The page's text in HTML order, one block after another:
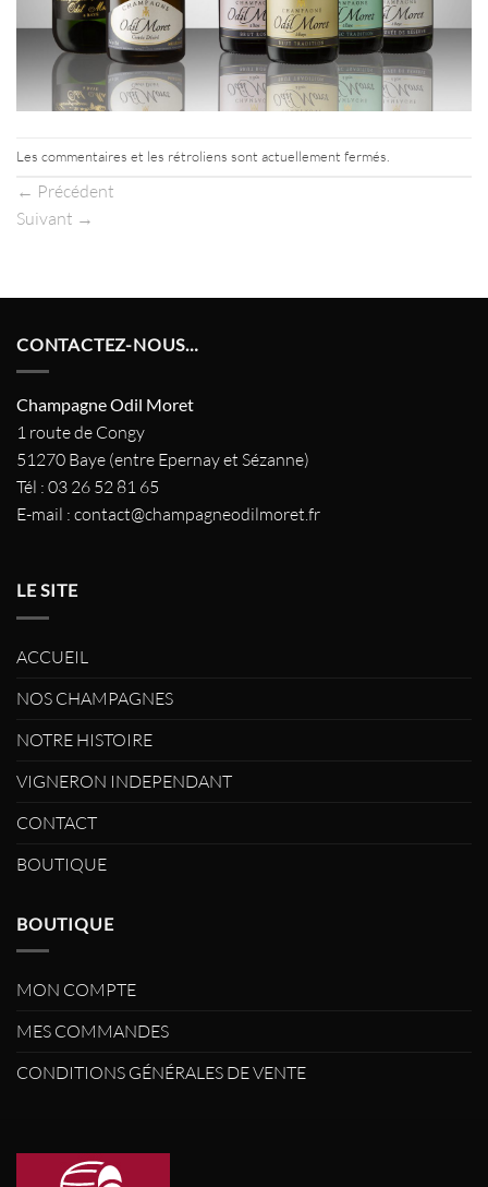
Les commentaires et les rétroliens sont actuellement fermés.
← Précédent
Suivant →
CONTACTEZ-NOUS…
Champagne Odil Moret
1 route de Congy
51270 Baye (entre Epernay et Sézanne)
Tél : 03 26 52 81 65
E-mail : contact@champagneodilmoret.fr
LE SITE
ACCUEIL
NOS CHAMPAGNES
NOTRE HISTOIRE
VIGNERON INDEPENDANT
CONTACT
BOUTIQUE
BOUTIQUE
MON COMPTE
MES COMMANDES
CONDITIONS GÉNÉRALES DE VENTE